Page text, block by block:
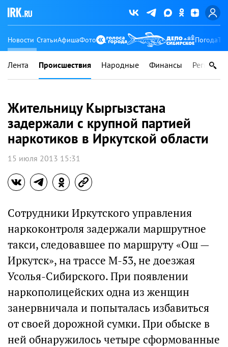
Новости СтатьиАфишаФото Погода
Лента Происшествия Народные Финансы Регионы
Жительницу Кыргызстана
задержали с крупной партией
наркотиков в Иркутской области
15 июля 2013 15:31
Cотрудники Иркутского управления
наркоконтроля задержали маршрутное
такси, следовавшее по маршруту «Ош —
Иркутск», на трассе М-53, не доезжая
Усолья-Сибирского. При появлении
наркополицейских одна из женщин
занервничала и попыталась избавиться
от своей дорожной сумки. При обыске в
ней обнаружилось четыре сформованные